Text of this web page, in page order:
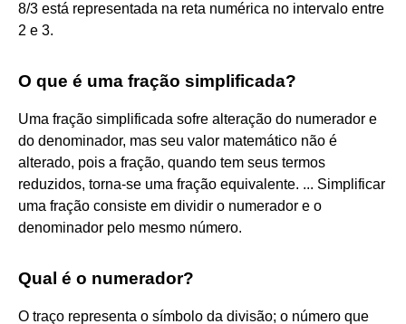
8/3 está representada na reta numérica no intervalo entre
2 e 3.
O que é uma fração simplificada?
Uma fração simplificada sofre alteração do numerador e
do denominador, mas seu valor matemático não é
alterado, pois a fração, quando tem seus termos
reduzidos, torna-se uma fração equivalente. ... Simplificar
uma fração consiste em dividir o numerador e o
denominador pelo mesmo número.
Qual é o numerador?
O traço representa o símbolo da divisão; o número que